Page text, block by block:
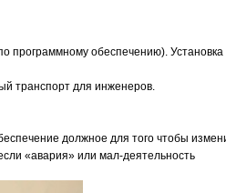
программному обеспечению). Установка
транспорт для инженеров.
должное для того чтобы
«авария» или мал-деятельность